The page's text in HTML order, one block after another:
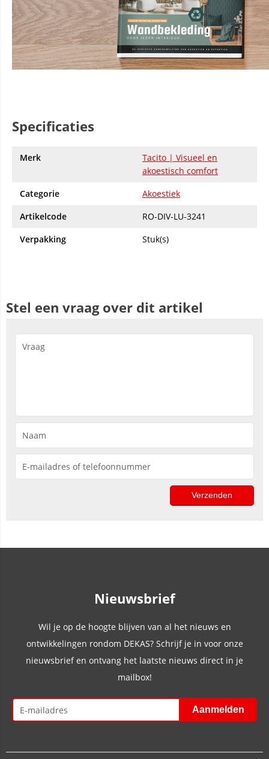
Specificaties
Merk
Tacito | Visueel en
akoestisch comfort
Categorie
Akoestiek
Artikelcode
RO-DIV-LU-3241
Verpakking
Stuk(s)
Stel een vraag over dit artikel
Nieuwsbrief
Wil je op de hoogte blijven van al het nieuws en
ontwikkelingen rondom DEKAS? Schrijf je in voor onze
nieuwsbrief en ontvang het laatste nieuws direct in je
mailbox!